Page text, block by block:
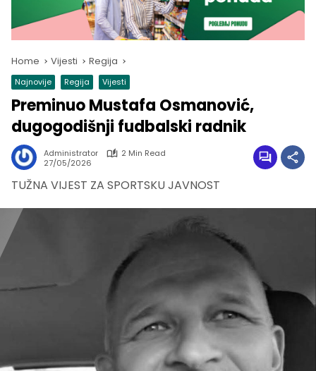
Home Vijesti Regija
Najnovije Regija Vijesti
Preminuo Mustafa Osmanović,
dugogodišnji fudbalski radnik
Administrator
2 Min Read
27/05/2026
TUŽNA VIJEST ZA SPORTSKU JAVNOST